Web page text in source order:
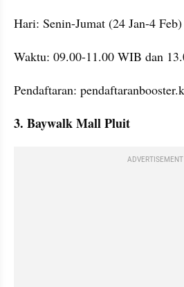
Hari: Senin-Jumat (24 Jan-4 Feb)
Waktu: 09.00-11.00 WIB dan
Pendaftaran:
3. Baywalk Mall Pluit
ADVERTISEMENT